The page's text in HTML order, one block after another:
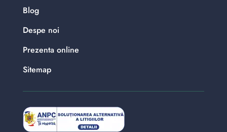
Blog
Despe noi
Prezenta online
Sitemap